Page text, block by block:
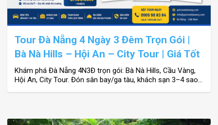
Tour Đà Nẵng 4 Ngày 3 Đêm Trọn Gói |
Bà Nà Hills – Hội An – City Tour | Giá Tốt
Khám phá Đà Nẵng 4N3Đ trọn gói: Bà Nà Hills, Cầu Vàng,
Hội An, City Tour. Đón sân bay/ga tàu, khách sạn 3–4 sao,